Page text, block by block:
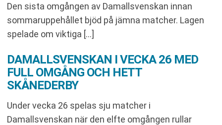
Den sista omgången av Damallsvenskan innan
sommaruppehållet bjöd på jämna matcher. Lagen
spelade om viktiga […]
DAMALLSVENSKAN I VECKA 26 MED
FULL OMGÅNG OCH HETT
SKÅNEDERBY
Under vecka 26 spelas sju matcher i
Damallsvenskan när den elfte omgången rullar